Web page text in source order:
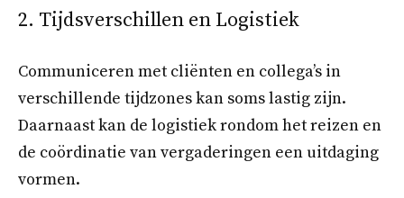
2. Tijdsverschillen en Logistiek
Communiceren met cliënten en collega’s in
verschillende tijdzones kan soms lastig zijn.
Daarnaast kan de logistiek rondom het reizen en
de coördinatie van vergaderingen een uitdaging
vormen.